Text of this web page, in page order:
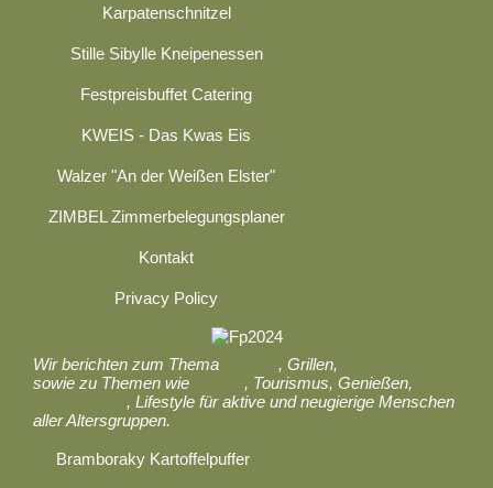
Karpatenschnitzel
Stille Sibylle Kneipenessen
Festpreisbuffet Catering
KWEIS - Das Kwas Eis
Walzer "An der Weißen Elster"
ZIMBEL Zimmerbelegungsplaner
Kontakt
Privacy Policy
Wir berichten zum Thema , Grillen,
sowie zu Themen wie
, Tourismus, Genießen,
, Lifestyle für aktive und neugierige Menschen
aller Altersgruppen.
Bramboraky Kartoffelpuffer